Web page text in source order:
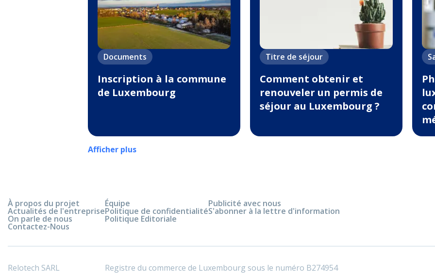
Documents
Inscription à la commune
de Luxembourg
Titre de séjour
Comment obtenir et
renouveler un permis de
séjour au Luxembourg ?
Afficher plus
À propos du projet
Actualités de l'entreprise
On parle de nous
Contactez-Nous
Équipe
Politique de confidentialité
Politique Editoriale
Publicité avec nous
S'abonner à la lettre d'information
Relotech SARL
Registre du commerce de Luxembourg sous le numéro B274954